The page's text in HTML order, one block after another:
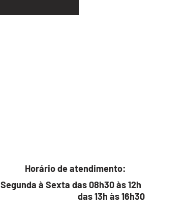
Horário de atendimento:
Segunda à Sexta das 08h30 às 12h
das 13h às 16h30